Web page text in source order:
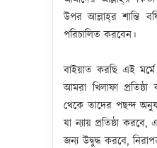
উপর আল্লাহ্‌র শান্তি
পরিচালিত করবেন।
বাইয়াত করছি এই
আমরা খিলাফা
থেকে তাদের পছন্দ
যা ন্যায় প্রতিষ্ঠা
জন্য উদ্বুদ্ধ করবে,